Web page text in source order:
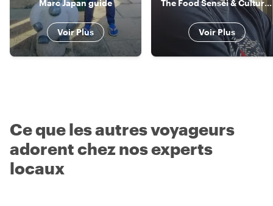
Marc Japan guide
Voir Plus
The Food Sensei & Culture Guide
Voir Plus
Ce que les autres voyageurs
adorent chez nos experts
locaux